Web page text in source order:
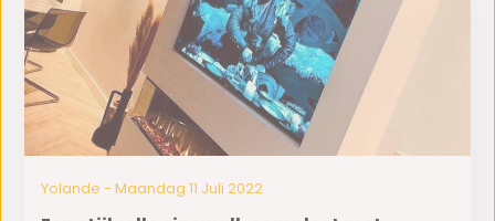
Yolande - Maandag 11 Juli 2022